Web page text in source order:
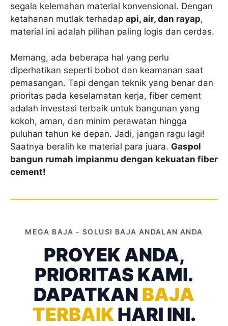
segala kelemahan material konvensional. Dengan
ketahanan mutlak terhadap api, air, dan rayap,
material ini adalah pilihan paling logis dan cerdas.
Memang, ada beberapa hal yang perlu
diperhatikan seperti bobot dan keamanan saat
pemasangan. Tapi dengan teknik yang benar dan
prioritas pada keselamatan kerja, fiber cement
adalah investasi terbaik untuk bangunan yang
kokoh, aman, dan minim perawatan hingga
puluhan tahun ke depan. Jadi, jangan ragu lagi!
Saatnya beralih ke material para juara. Gaspol
bangun rumah impianmu dengan kekuatan fiber
cement!
MEGA BAJA - SOLUSI BAJA ANDALAN ANDA
PROYEK ANDA,
PRIORITAS KAMI.
DAPATKAN BAJA
TERBAIK HARI INI.